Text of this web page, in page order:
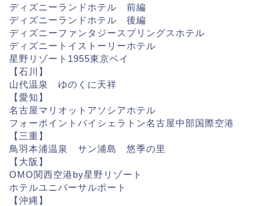
ディズニーランドホテル 前編
ディズニーランドホテル 後編
ディズニーファンタジースプリングスホテル
ディズニートイストーリーホテル
星野リゾート1955東京ベイ
【石川】
山代温泉 ゆのくに天祥
【愛知】
名古屋マリオットアソシアホテル
フォーポイントバイシェラトン名古屋中部国際空港
【三重】
鳥羽本浦温泉 サン浦島 悠季の里
【大阪】
OMO関西空港by星野リゾート
ホテルユニバーサルポート
【沖縄】